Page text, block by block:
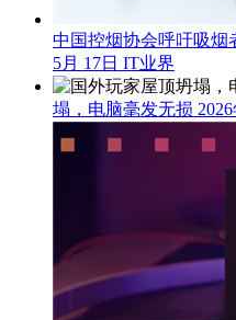
中国控烟协会呼吁吸烟
5月 17日 IT业界
塌，电脑毫发无损